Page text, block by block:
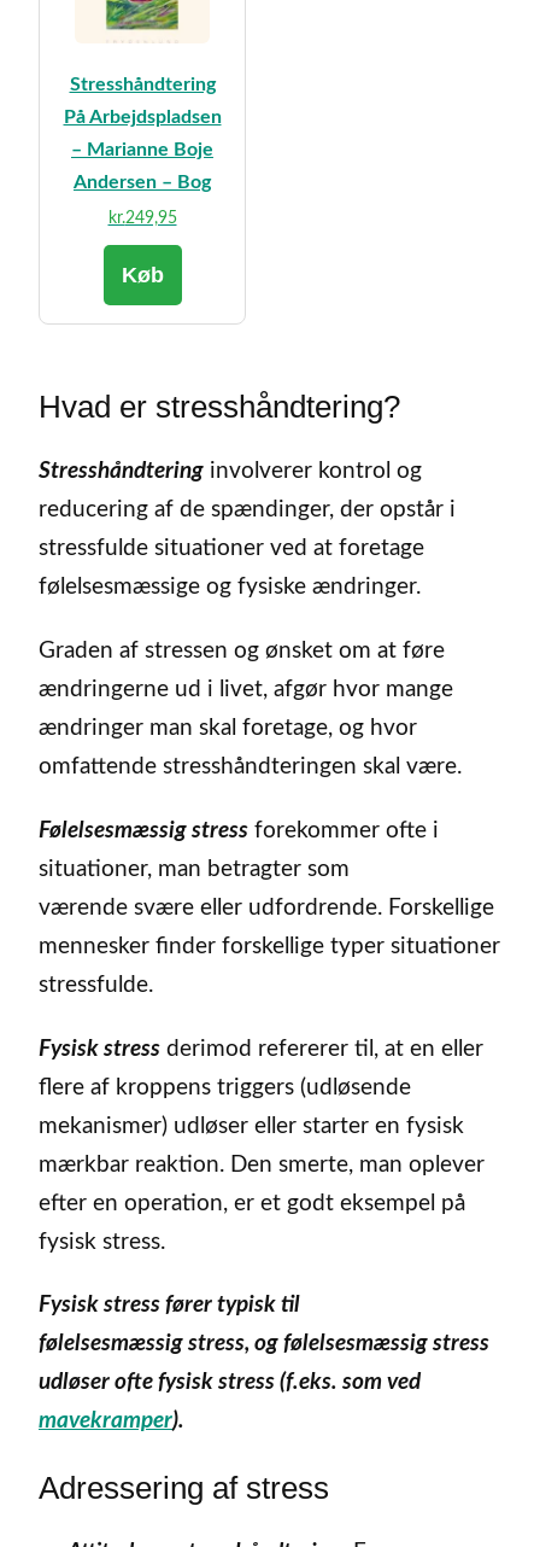
Stresshåndtering
På Arbejdspladsen
– Marianne Boje
Andersen – Bog
kr.249,95
Køb
Hvad er stresshåndtering?
Stresshåndtering involverer kontrol og
reducering af de spændinger, der opstår i
stressfulde situationer ved at foretage
følelsesmæssige og fysiske ændringer.
Graden af stressen og ønsket om at føre
ændringerne ud i livet, afgør hvor mange
ændringer man skal foretage, og hvor
omfattende stresshåndteringen skal være.
Følelsesmæssig stress forekommer ofte i
situationer, man betragter som
værende svære eller udfordrende. Forskellige
mennesker finder forskellige typer situationer
stressfulde.
Fysisk stress derimod refererer til, at en eller
flere af kroppens triggers (udløsende
mekanismer) udløser eller starter en fysisk
mærkbar reaktion. Den smerte, man oplever
efter en operation, er et godt eksempel på
fysisk stress.
Fysisk stress fører typisk til
følelsesmæssig stress, og følelsesmæssig stress
udløser ofte fysisk stress (f.eks. som ved
mavekramper).
Adressering af stress